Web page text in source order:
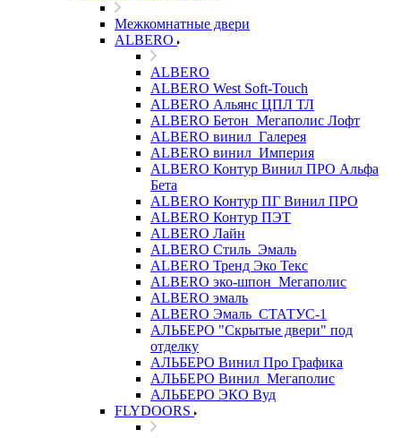
Межкомнатные двери
ALBERO
ALBERO
ALBERO West Soft-Touch
ALBERO Альянс ЦПЛ ТЛ
ALBERO Бетон_Мегаполис Лофт
ALBERO винил_Галерея
ALBERO винил_Империя
ALBERO Контур Винил ПРО Альфа
Бета
ALBERO Контур ПГ Винил ПРО
ALBERO Контур ПЭТ
ALBERO Лайн
ALBERO Стиль_Эмаль
ALBERO Тренд Эко Текс
ALBERO эко-шпон_Мегаполис
ALBERO эмаль
ALBERO Эмаль_СТАТУС-1
АЛЬБЕРО "Скрытые двери" под
отделку
АЛЬБЕРО Винил Про Графика
АЛЬБЕРО Винил_Мегаполис
АЛЬБЕРО ЭКО Вуд
FLYDOORS